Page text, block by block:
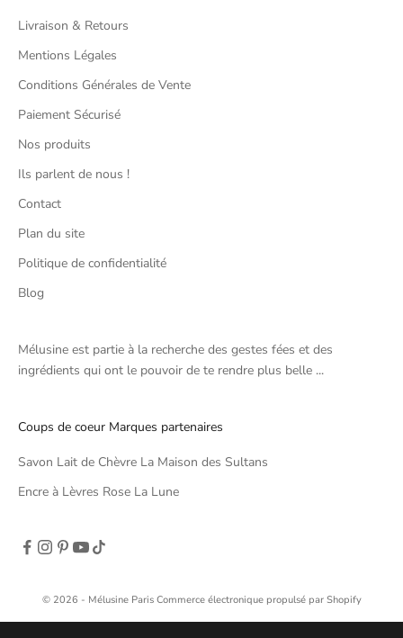
Livraison & Retours
Mentions Légales
Conditions Générales de Vente
Paiement Sécurisé
Nos produits
Ils parlent de nous !
Contact
Plan du site
Politique de confidentialité
Blog
Mélusine est partie à la recherche des gestes fées et des
ingrédients qui ont le pouvoir de te rendre plus belle ...
Coups de coeur Marques partenaires
Savon Lait de Chèvre La Maison des Sultans
Encre à Lèvres Rose La Lune
© 2026 - Mélusine Paris Commerce électronique propulsé par Shopify